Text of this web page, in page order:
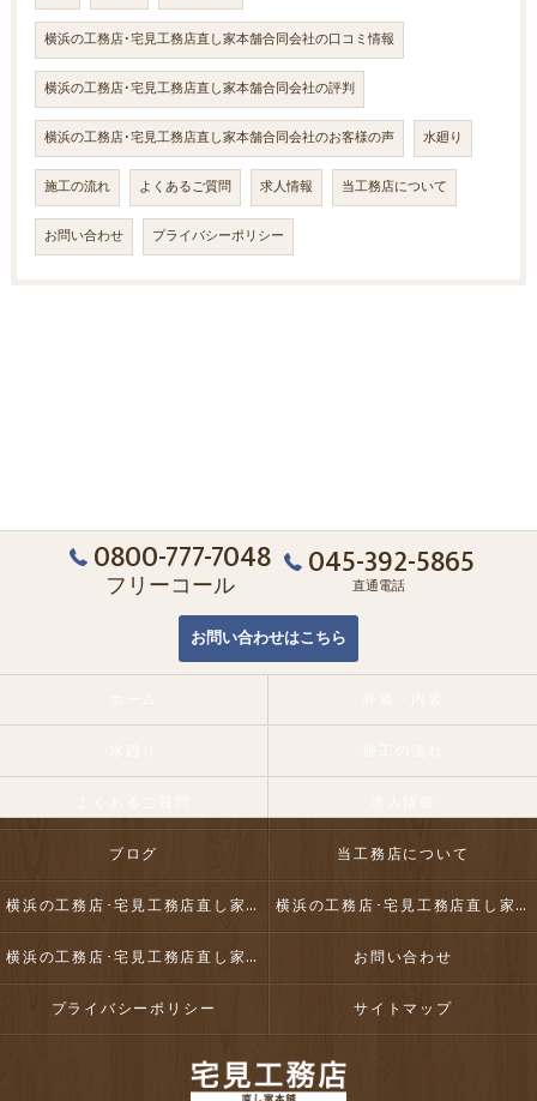
横浜の工務店･宅見工務店直し家本舗合同会社の口コミ情報
横浜の工務店･宅見工務店直し家本舗合同会社の評判
横浜の工務店･宅見工務店直し家本舗合同会社のお客様の声 水廻り
施工の流れ よくあるご質問 求人情報 当工務店について
お問い合わせ プライバシーポリシー
0800-777-7048
フリーコール 045-392-5865
直通電話
お問い合わせはこちら
ブログ 当工務店について
横浜の工務店･宅見工務店直し家本舗合同会社の口コミ情報 横浜の工務店･宅見工務店直し家本舗合同会社の評判
横浜の工務店･宅見工務店直し家本舗合同会社のお客様の声 お問い合わせ
プライバシーポリシー サイトマップ